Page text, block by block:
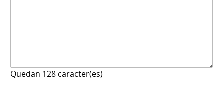
Quedan 128 caracter(es)